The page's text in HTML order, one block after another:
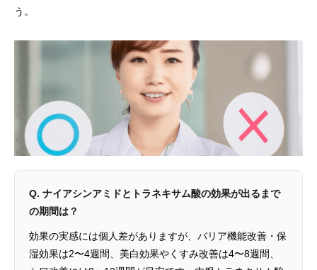
う。
Q. ナイアシンアミドとトラネキサム酸の効果が出るまで
の期間は？
効果の実感には個人差がありますが、バリア機能改善・保
湿効果は2〜4週間、美白効果やくすみ改善は4〜8週間、